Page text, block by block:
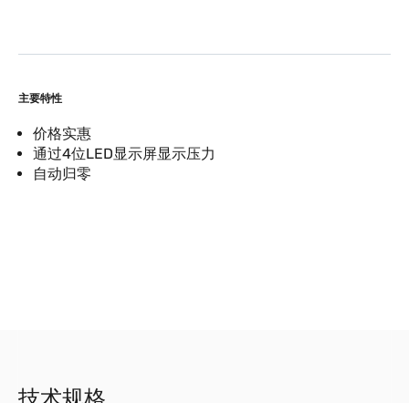
主要特性
价格实惠
通过4位LED显示屏显示压力
自动归零
技术规格